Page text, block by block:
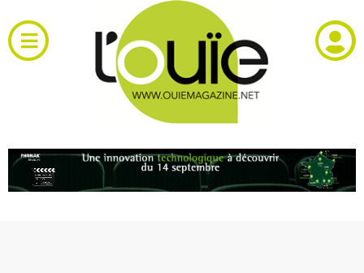
au
contenu
Toggle
Navigation
RH et emploi